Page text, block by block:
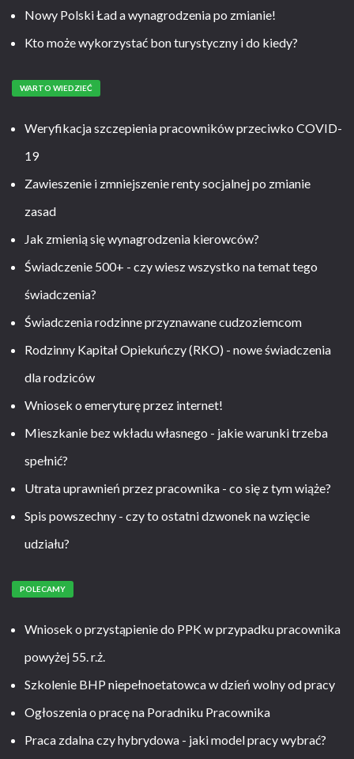
Nowy Polski Ład a wynagrodzenia po zmianie!
Kto może wykorzystać bon turystyczny i do kiedy?
WARTO WIEDZIEĆ
Weryfikacja szczepienia pracowników przeciwko COVID-
19
Zawieszenie i zmniejszenie renty socjalnej po zmianie
zasad
Jak zmienią się wynagrodzenia kierowców?
Świadczenie 500+ - czy wiesz wszystko na temat tego
świadczenia?
Świadczenia rodzinne przyznawane cudzoziemcom
Rodzinny Kapitał Opiekuńczy (RKO) - nowe świadczenia
dla rodziców
Wniosek o emeryturę przez internet!
Mieszkanie bez wkładu własnego - jakie warunki trzeba
spełnić?
Utrata uprawnień przez pracownika - co się z tym wiąże?
Spis powszechny - czy to ostatni dzwonek na wzięcie
udziału?
POLECAMY
Wniosek o przystąpienie do PPK w przypadku pracownika
powyżej 55. r.ż.
Szkolenie BHP niepełnoetatowca w dzień wolny od pracy
Ogłoszenia o pracę na Poradniku Pracownika
Praca zdalna czy hybrydowa - jaki model pracy wybrać?